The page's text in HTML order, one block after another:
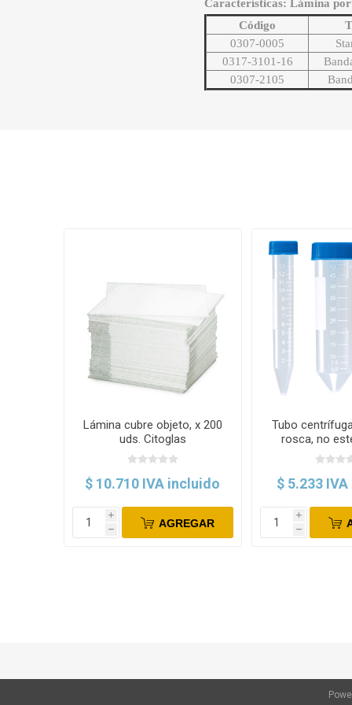
Características: Lámina
Código
0307-0005
0317-3101-16
0307-2105
Lámina cubre objeto, x 200
uds. Citoglas
$ 10.710 IVA incluido
i
h AGREGAR
Tubo
rosca, no
$ 5.233
i
h